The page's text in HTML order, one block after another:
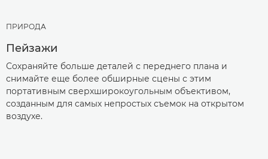
ПРИРОДА
Пейзажи
Сохраняйте больше деталей с переднего плана и
снимайте еще более обширные сцены с этим
портативным сверхширокоугольным объективом,
созданным для самых непростых съемок на открытом
воздухе.